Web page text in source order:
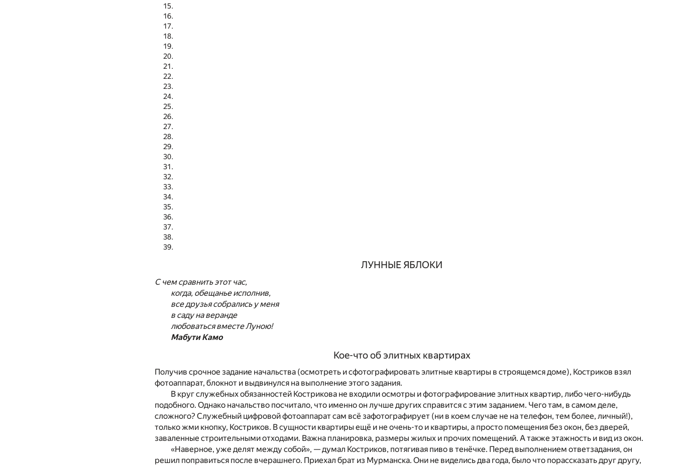
ЛУННЫЕ ЯБЛОКИ
С чем сравнить этот час,
когда, обещанье исполнив,
все друзья собрались у меня
в саду на веранде
любоваться вместе Луною!
Мабути Камо
Кое-что об элитных квартирах
Получив срочное задание начальства (осмотреть и сфотографировать элитные квартиры в строящемся доме), Костриков взял
фотоаппарат, блокнот и выдвинулся на выполнение этого задания.
В круг служебных обязанностей Кострикова не входили осмотры и фотографирование элитных квартир, либо чего-нибудь
подобного. Однако начальство посчитало, что именно он лучше других справится с этим заданием. Чего там, в самом деле,
сложного? Служебный цифровой фотоаппарат сам всё зафотографирует (ни в коем случае не на телефон, тем более, личный!),
только жми кнопку, Костриков. В сущности квартиры ещё и не очень-то и квартиры, а просто помещения без окон, без дверей,
заваленные строительными отходами. Важна планировка, размеры жилых и прочих помещений. А также этажность и вид из окон.
«Наверное, уже делят между собой», — думал Костриков, потягивая пиво в тенёчке. Перед выполнением ответзадания, он
решил поправиться после вчерашнего. Приехал брат из Мурманска. Они не виделись два года, было что порассказать друг другу,